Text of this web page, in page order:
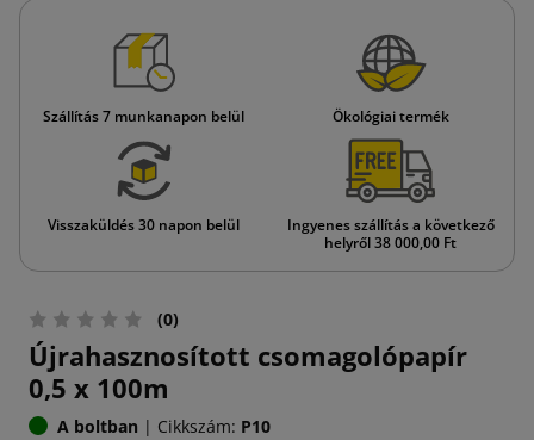
Szállítás 7 munkanapon belül Ökológiai termék
Visszaküldés 30 napon belül
Ingyenes szállítás a következő
helyről 38 000,00 Ft
(0)
Újrahasznosított csomagolópapír
0,5 x 100m
A boltban | Cikkszám: P10